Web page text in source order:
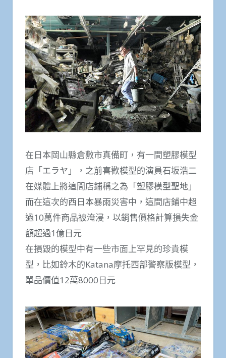
在日本岡山縣倉敷市真備町，有一間塑膠模型
店「エラヤ」，之前喜歡模型的演員石坂浩二
在媒體上將這間店鋪稱之為「塑膠模型聖地」
而在這次的西日本暴雨災害中，這間店鋪中超
過10萬件商品被淹浸，以銷售價格計算損失金
額超過1億日元
在損毀的模型中有一些市面上罕見的珍貴模
型，比如鈴木的Katana摩托西部警察版模型，
單品價值12萬8000日元